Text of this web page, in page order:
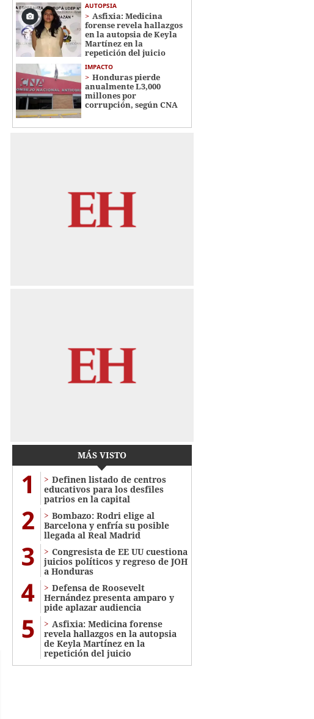
AUTOPSIA
Asfixia: Medicina
forense revela hallazgos
en la autopsia de Keyla
Martínez en la
repetición del juicio
IMPACTO
Honduras pierde
anualmente L3,000
millones por
corrupción, según CNA
MÁS VISTO
1
Definen listado de centros
educativos para los desfiles
patrios en la capital
2
Bombazo: Rodri elige al
Barcelona y enfría su posible
llegada al Real Madrid
3
Congresista de EE UU cuestiona
juicios políticos y regreso de JOH
a Honduras
4
Defensa de Roosevelt
Hernández presenta amparo y
pide aplazar audiencia
5
Asfixia: Medicina forense
revela hallazgos en la autopsia
de Keyla Martínez en la
repetición del juicio